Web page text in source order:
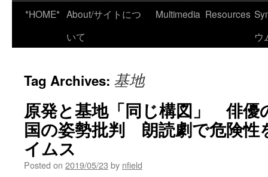
*HOME* About/サイトにつ
いて
Multimedia Resources
ウ
Tag Archives: 基地
原発と基地「同じ構図」 俳優
国の姿勢批判 朗読劇で危険性
イムス
Posted on 2019/05/23 by nfield